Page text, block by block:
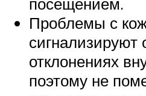
Проблемы с
отклонениях
поэтому не